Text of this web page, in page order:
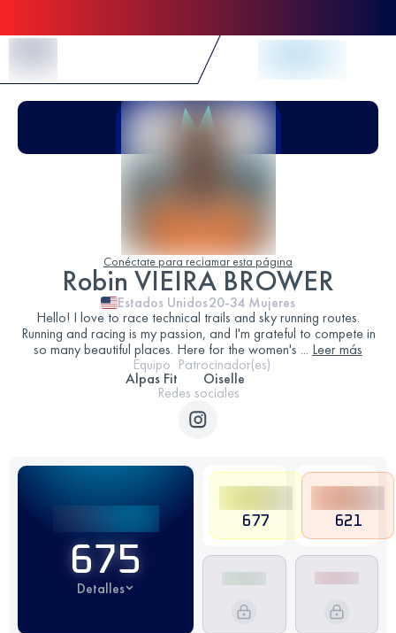
Conéctate para reclamar esta página
Robin VIEIRA BROWER
Estados Unidos20-34 Mujeres
Hello! I love to race technical trails and sky running routes.
Running and racing is my passion, and I'm grateful to compete in
so many beautiful places. Here for the women's ... Leer más
Equipo
Alpas Fit
Patrocinador(es)
Oiselle
Redes sociales
675
Detalles
677 621